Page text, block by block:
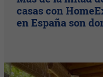
casas con
en España son